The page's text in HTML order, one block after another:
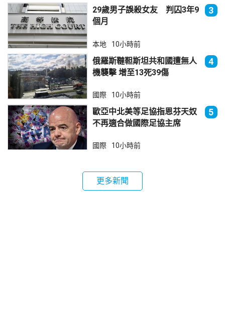
29歲男子誤殺女友 判囚3年9
個月
3
本地 10小時前
俄羅斯韃靼斯坦共和國遭無人
機襲擊 增至13死39傷
4
國際 10小時前
歐亞中北美等足協指恩芬天奴
不再適合做國際足協主席
5
國際 10小時前
更多新聞